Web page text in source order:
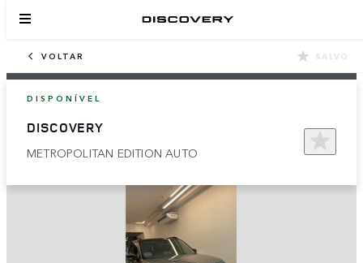
VOLTAR SALVO
DISPONÍVEL
DISCOVERY
METROPOLITAN EDITION AUTO